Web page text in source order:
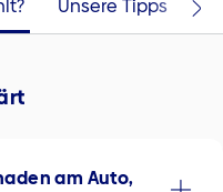
Unsere Tipps
am Auto,